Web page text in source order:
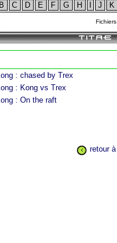
B C D E F G H J K
: chased by Trex
: Kong vs Trex
: On the raft
retour